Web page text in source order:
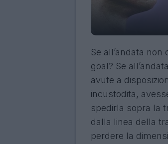
Se all’andata
goal? Se
avute a
incustodita,
spedirla sopra la
dalla linea della
perdere la